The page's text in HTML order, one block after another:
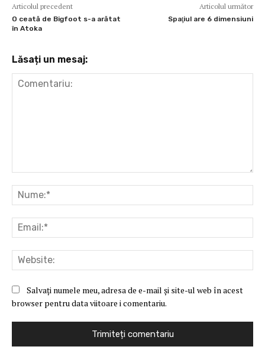
Articolul precedent
O ceată de Bigfoot s-a arătat
în Atoka
Articolul următor
Spaţiul are 6 dimensiuni
Lăsați un mesaj:
Salvați numele meu, adresa de e-mail și site-ul web în acest
browser pentru data viitoare i comentariu.